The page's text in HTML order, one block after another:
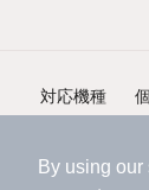
By using
対応機種